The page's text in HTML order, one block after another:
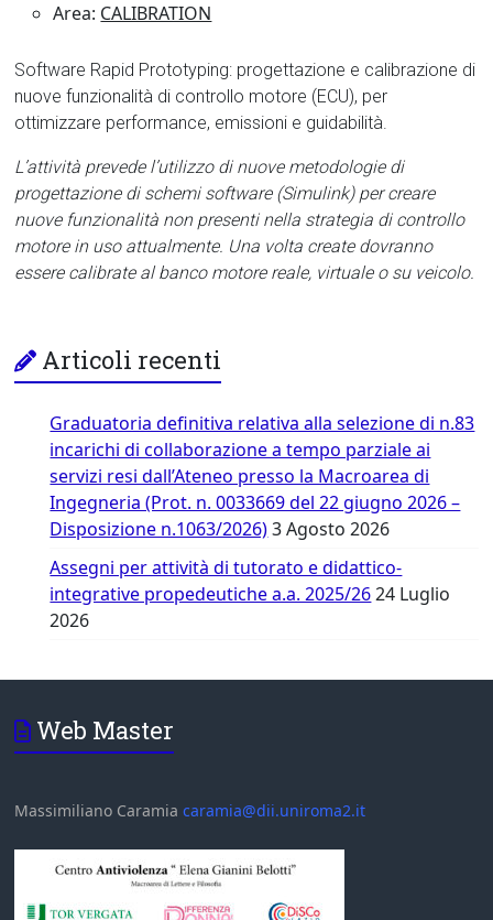
Area: CALIBRATION
Software Rapid Prototyping: progettazione e calibrazione di
nuove funzionalità di controllo motore (ECU), per
ottimizzare performance, emissioni e guidabilità.
L’attività prevede l’utilizzo di nuove metodologie di
progettazione di schemi software (Simulink) per creare
nuove funzionalità non presenti nella strategia di controllo
motore in uso attualmente. Una volta create dovranno
essere calibrate al banco motore reale, virtuale o su veicolo.
Articoli recenti
Graduatoria definitiva relativa alla selezione di n.83
incarichi di collaborazione a tempo parziale ai
servizi resi dall’Ateneo presso la Macroarea di
Ingegneria (Prot. n. 0033669 del 22 giugno 2026 –
Disposizione n.1063/2026) 3 Agosto 2026
Assegni per attività di tutorato e didattico-
integrative propedeutiche a.a. 2025/26 24 Luglio
2026
Web Master
Massimiliano Caramiacaramia@dii.uniroma2.it